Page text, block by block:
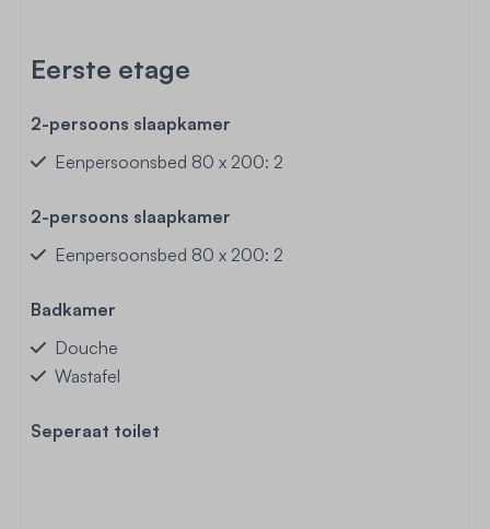
Eerste etage
2-persoons slaapkamer
Eenpersoonsbed 80 x 200: 2
2-persoons slaapkamer
Eenpersoonsbed 80 x 200: 2
Badkamer
Douche
Wastafel
Seperaat toilet